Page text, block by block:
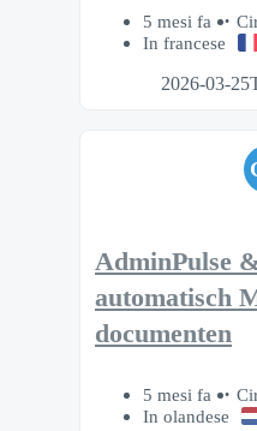
5 mesi fa
In francese
2026-03-
AdminPulse
automatisch
documenten
5 mesi fa
In olandese